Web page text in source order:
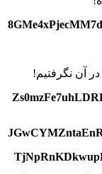
آن نگرفتیم!